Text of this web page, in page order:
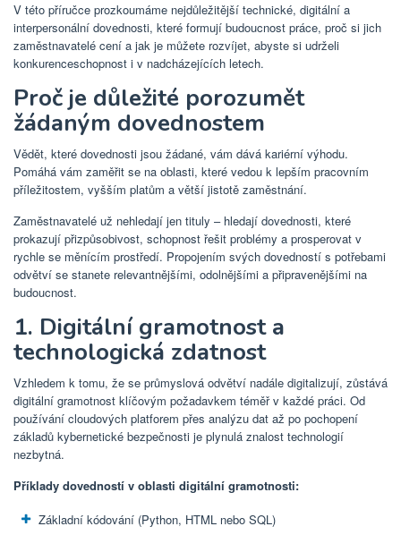
V této příručce prozkoumáme nejdůležitější technické, digitální a
interpersonální dovednosti, které formují budoucnost práce, proč si jich
zaměstnavatelé cení a jak je můžete rozvíjet, abyste si udrželi
konkurenceschopnost i v nadcházejících letech.
Proč je důležité porozumět
žádaným dovednostem
Vědět, které dovednosti jsou žádané, vám dává kariérní výhodu.
Pomáhá vám zaměřit se na oblasti, které vedou k lepším pracovním
příležitostem, vyšším platům a větší jistotě zaměstnání.
Zaměstnavatelé už nehledají jen tituly – hledají dovednosti, které
prokazují přizpůsobivost, schopnost řešit problémy a prosperovat v
rychle se měnícím prostředí. Propojením svých dovedností s potřebami
odvětví se stanete relevantnějšími, odolnějšími a připravenějšími na
budoucnost.
1. Digitální gramotnost a
technologická zdatnost
Vzhledem k tomu, že se průmyslová odvětví nadále digitalizují, zůstává
digitální gramotnost klíčovým požadavkem téměř v každé práci. Od
používání cloudových platforem přes analýzu dat až po pochopení
základů kybernetické bezpečnosti je plynulá znalost technologií
nezbytná.
Příklady dovedností v oblasti digitální gramotnosti:
Základní kódování (Python, HTML nebo SQL)